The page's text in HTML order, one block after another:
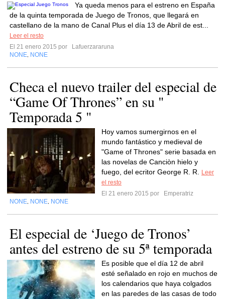
Ya queda menos para el estreno en España
de la quinta temporada de Juego de Tronos, que llegará en
castellano de la mano de Canal Plus el día 13 de Abril de est...
Leer el resto
El 21 enero 2015 por
Lafuerzararuna
NONE NONE
Checa el nuevo trailer del especial de
“Game Of Thrones” en su "
Temporada 5 "
Hoy vamos sumergirnos en el
mundo fantástico y medieval de
"Game of Thrones" serie basada en
las novelas de Canciòn hielo y
fuego, del ecritor George R. R.
Leer
el resto
El 21 enero 2015 por
Emperatriz
NONE NONE NONE
El especial de ‘Juego de Tronos’
antes del estreno de su 5ª temporada
Es posible que el día 12 de abril
esté señalado en rojo en muchos de
los calendarios que haya colgados
en las paredes de las casas de todo